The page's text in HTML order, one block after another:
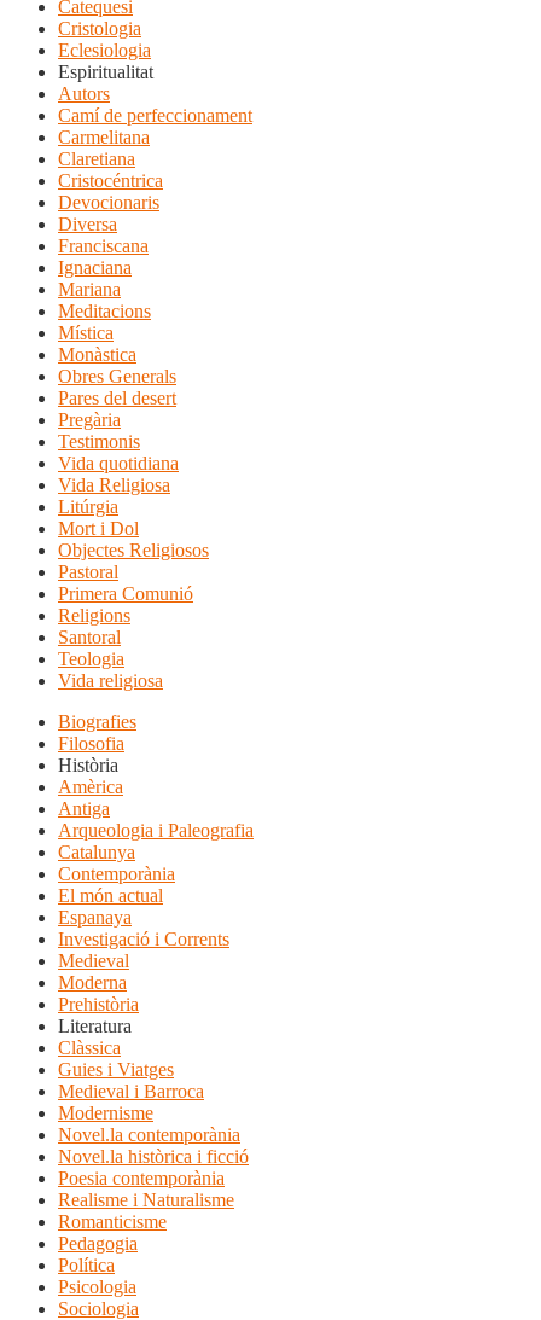
Catequesi
Cristologia
Eclesiologia
Espiritualitat
Autors
Camí de perfeccionament
Carmelitana
Claretiana
Cristocéntrica
Devocionaris
Diversa
Franciscana
Ignaciana
Mariana
Meditacions
Mística
Monàstica
Obres Generals
Pares del desert
Pregària
Testimonis
Vida quotidiana
Vida Religiosa
Litúrgia
Mort i Dol
Objectes Religiosos
Pastoral
Primera Comunió
Religions
Santoral
Teologia
Vida religiosa
Biografies
Filosofia
Història
Amèrica
Antiga
Arqueologia i Paleografia
Catalunya
Contemporània
El món actual
Espanaya
Investigació i Corrents
Medieval
Moderna
Prehistòria
Literatura
Clàssica
Guies i Viatges
Medieval i Barroca
Modernisme
Novel.la contemporània
Novel.la històrica i ficció
Poesia contemporània
Realisme i Naturalisme
Romanticisme
Pedagogia
Política
Psicologia
Sociologia